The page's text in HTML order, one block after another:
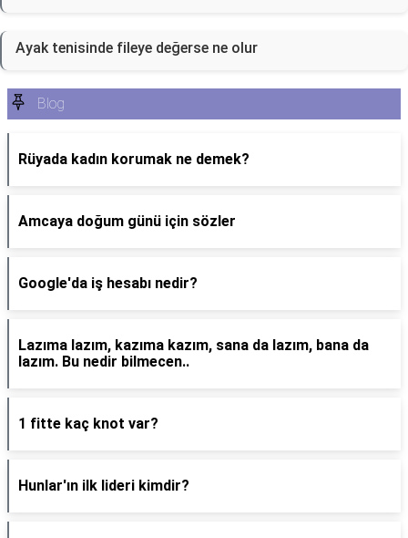
Ayak tenisinde fileye değerse ne olur
Blog
Rüyada kadın korumak ne demek?
Amcaya doğum günü için sözler
Google'da iş hesabı nedir?
Lazıma lazım, kazıma kazım, sana da lazım, bana da
lazım. Bu nedir bilmecen..
1 fitte kaç knot var?
Hunlar'ın ilk lideri kimdir?